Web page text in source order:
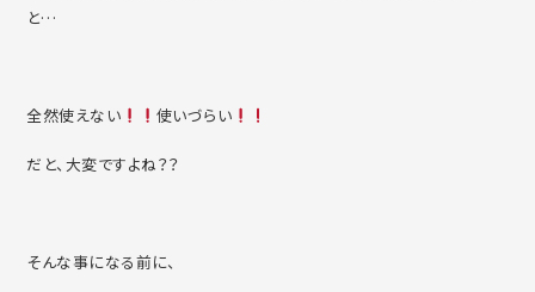
と…
全然使えない 使いづらい
だと、大変ですよね？？
そんな事になる前に、